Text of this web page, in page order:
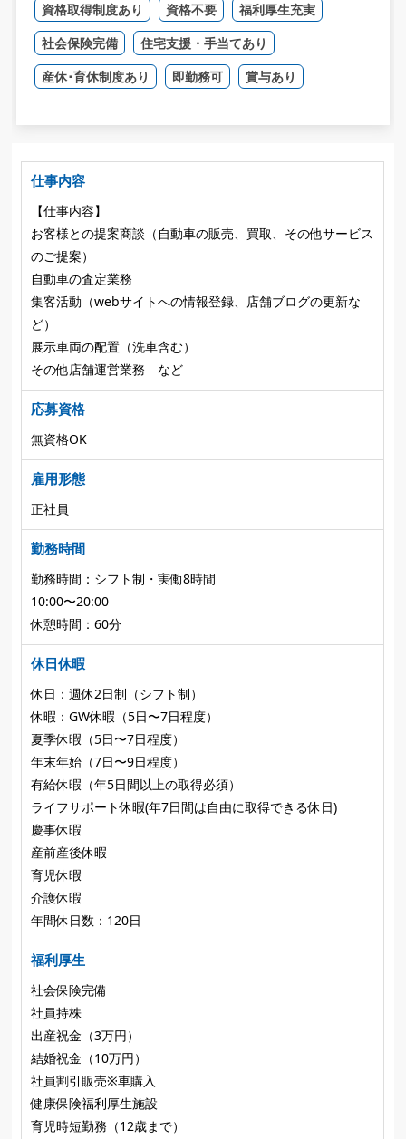
資格取得制度あり
資格不要
福利厚生充実
社会保険完備
住宅支援・手当てあり
産休･育休制度あり
即勤務可 賞与あり
仕事内容
【仕事内容】
お客様との提案商談（自動車の販売、買取、その他サービス
のご提案）
自動車の査定業務
集客活動（webサイトへの情報登録、店舗ブログの更新な
ど）
展示車両の配置（洗車含む）
その他店舗運営業務 など
応募資格
無資格OK
雇用形態
正社員
勤務時間
勤務時間：シフト制・実働8時間
10:00〜20:00
休憩時間：60分
休日休暇
休日：週休2日制（シフト制）
休暇：GW休暇（5日〜7日程度）
夏季休暇（5日〜7日程度）
年末年始（7日〜9日程度）
有給休暇（年5日間以上の取得必須）
ライフサポート休暇(年7日間は自由に取得できる休日)
慶事休暇
産前産後休暇
育児休暇
介護休暇
年間休日数：120日
福利厚生
社会保険完備
社員持株
出産祝金（3万円）
結婚祝金（10万円）
社員割引販売※車購入
健康保険福利厚生施設
育児時短勤務（12歳まで）